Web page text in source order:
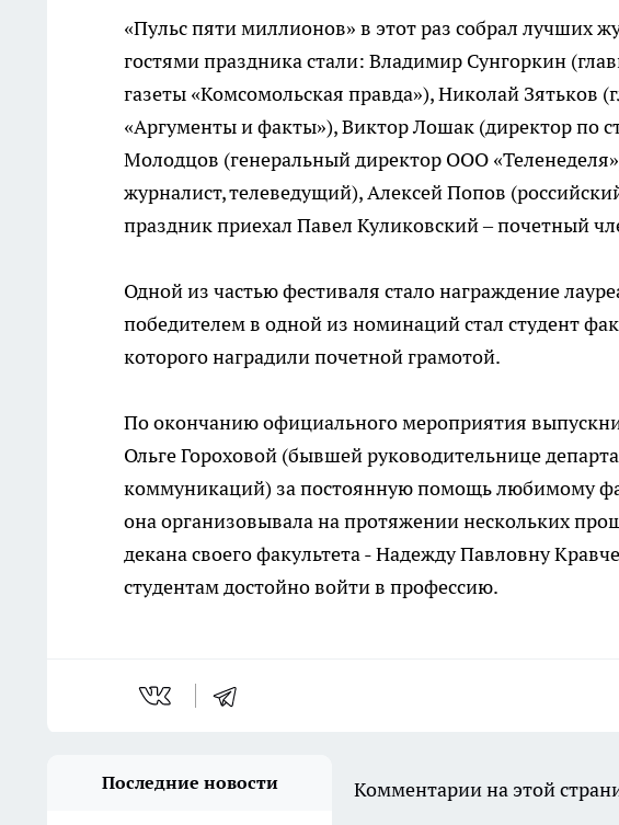
«Пульс пяти миллионов» в этот раз собрал лучших
гостями праздника стали: Владимир Сунгоркин
газеты «Комсомольская правда»), Николай Зятьков
«Аргументы и факты»), Виктор Лошак (директор по
Молодцов (генеральный директор ООО
журналист, телеведущий), Алексей Попов
праздник приехал Павел Куликовский – почетный
Одной из частью фестиваля стало награждение
победителем в одной из номинаций стал студент
которого наградили почетной грамотой.
По окончанию официального мероприятия
Ольге Гороховой (бывшей руководительнице
коммуникаций) за постоянную помощь любимому
она организовывала на протяжении нескольких
декана своего факультета - Надежду Павловну
студентам достойно войти в профессию.
Последние новости Комментарии на этой